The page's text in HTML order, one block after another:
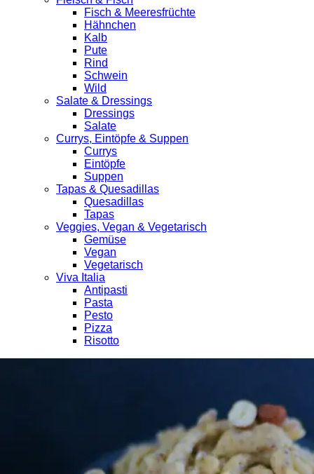
Fisch & Meeresfrüchte
Hähnchen
Kalb
Pute
Rind
Schwein
Wild
Salate & Dressings
Dressings
Salate
Currys, Eintöpfe & Suppen
Currys
Eintöpfe
Suppen
Tapas & Quesadillas
Quesadillas
Tapas
Veggies, Vegan & Vegetarisch
Gemüse
Vegan
Vegetarisch
Viva Italia
Antipasti
Pasta
Pesto
Pizza
Risotto